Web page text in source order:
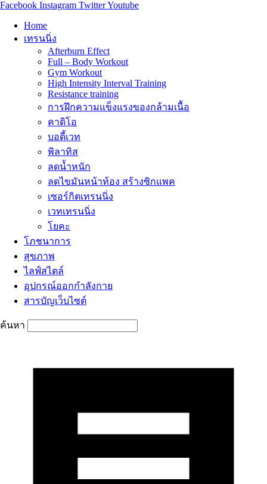
Facebook Instagram TwitterYoutube
Home
เทรนนิ่ง
Afterburn Effect
Full – Body Workout
Gym Workout
High Intensity Interval Training
Resistance training
การฝึกความแข็งแรงของกล้ามเนื้อ
คาดิโอ
บอดี้เวท
พิลาทิส
ลดน้ำหนัก
ลดไขมันหน้าท้อง สร้างซิกแพค
เซอร์กิตเทรนนิ่ง
เวทเทรนนิ่ง
โยคะ
โภชนาการ
สุขภาพ
ไลฟ์สไตล์
อุปกรณ์ออกกำลังกาย
สารบัญเว็บไซต์
ค้นหา